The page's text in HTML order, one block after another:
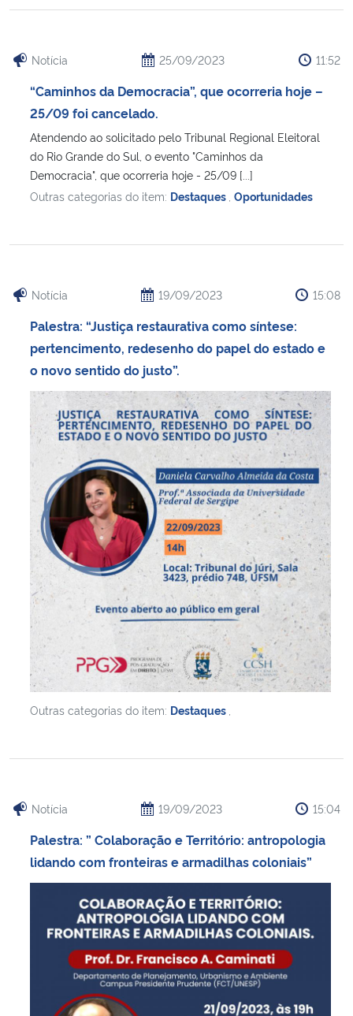
Notícia 25/09/2023 11:52
“Caminhos da Democracia”, que ocorreria hoje –
25/09 foi cancelado.
Atendendo ao solicitado pelo Tribunal Regional Eleitoral
do Rio Grande do Sul, o evento "Caminhos da
Democracia", que ocorreria hoje - 25/09 [...]
Outras categorias do item: Destaques Oportunidades
Notícia 19/09/2023 15:08
Palestra: “Justiça restaurativa como síntese:
pertencimento, redesenho do papel do estado e
o novo sentido do justo”.
Outras categorias do item: Destaques
Notícia 19/09/2023 15:04
Palestra: ” Colaboração e Território: antropologia
lidando com fronteiras e armadilhas coloniais”